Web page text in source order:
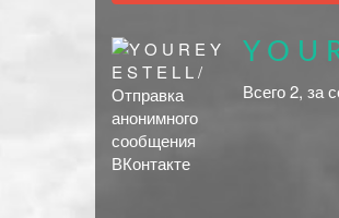
Y O U
Всего 2, за